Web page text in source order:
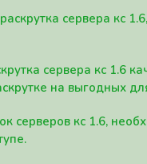
сервера кс
сервера кс 1.6
на выгодных
серверов кс 1.6,